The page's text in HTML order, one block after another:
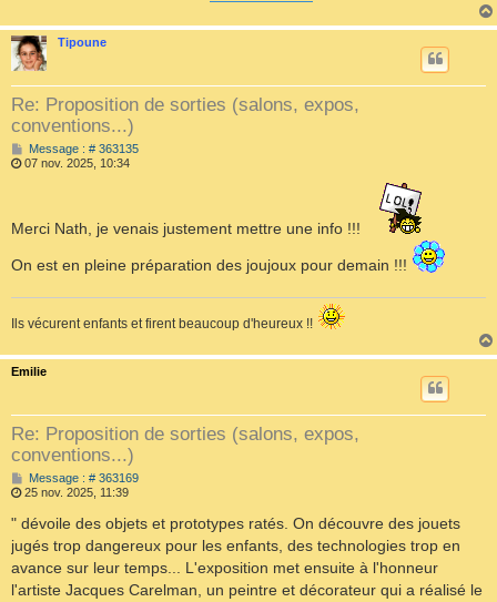
Tipoune
Re: Proposition de sorties (salons, expos,
conventions...)
Message : # 363135M
e
07 nov. 2025, 10:34
Merci Nath, je venais justement mettre une info !!!
On est en pleine préparation des joujoux pour demain !!!
Ils vécurent enfants et firent beaucoup d'heureux !!
Emilie
Re: Proposition de sorties (salons, expos,
conventions...)
Message : # 363169M
s
g
e
25 nov. 2025, 11:39
" dévoile des objets et prototypes ratés. On découvre des jouets
jugés trop dangereux pour les enfants, des technologies trop en
avance sur leur temps... L'exposition met ensuite à l'honneur
l'artiste Jacques Carelman, un peintre et décorateur qui a réalisé le